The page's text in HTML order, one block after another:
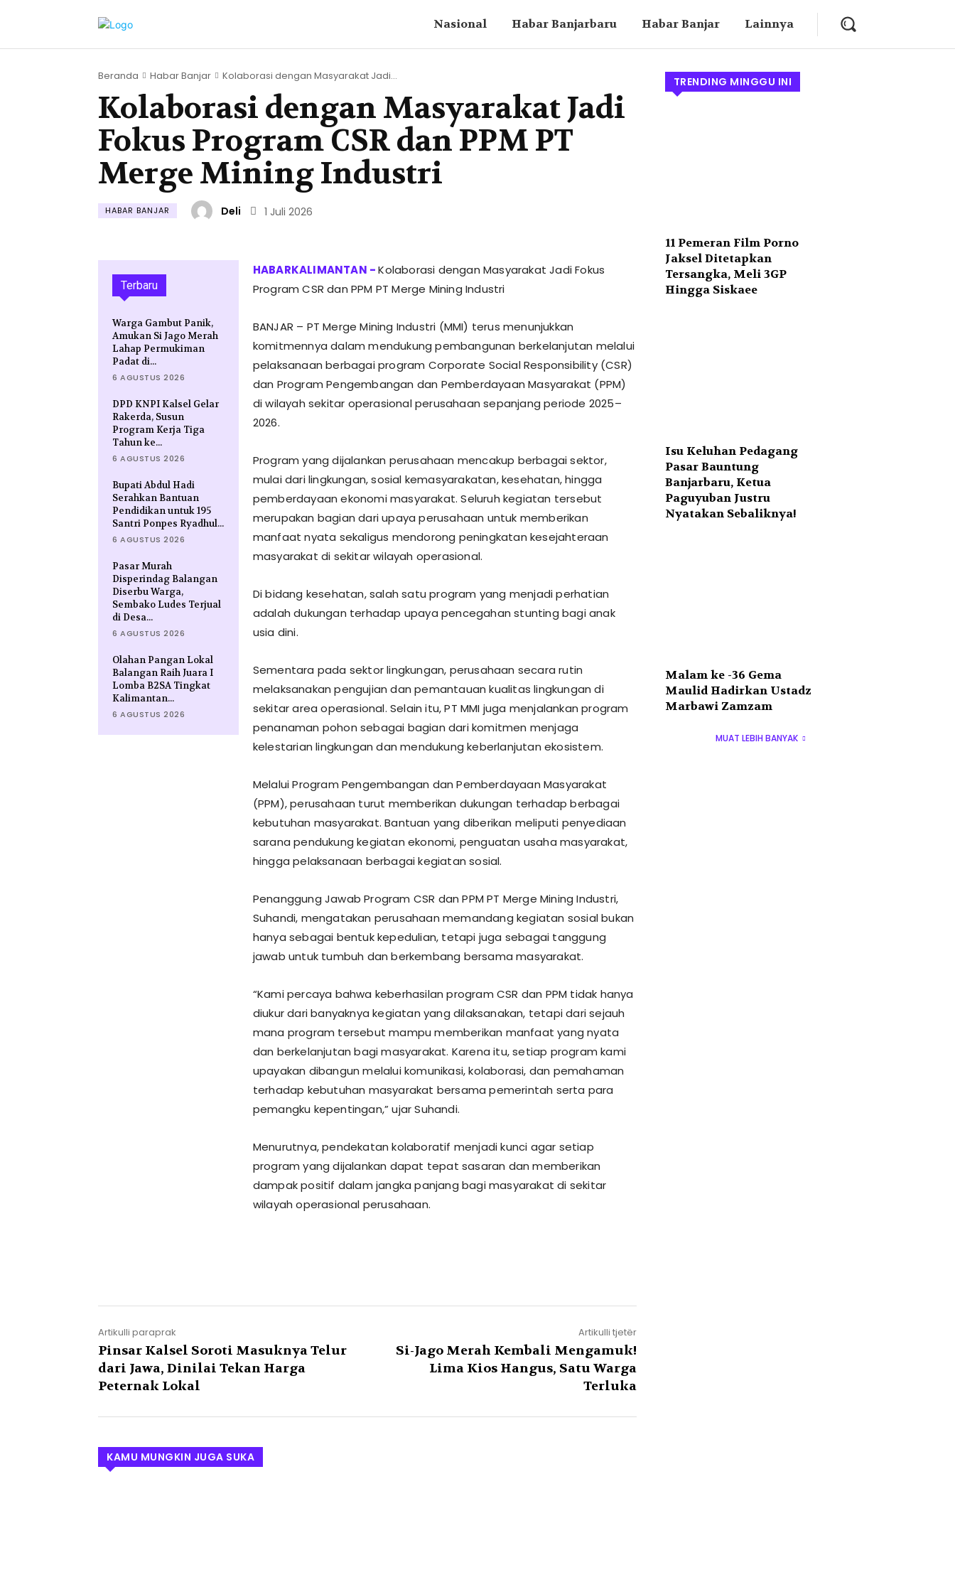
Nasional Habar Banjarbaru Habar Banjar Lainnya
Beranda Habar Banjar Kolaborasi dengan Masyarakat Jadi...
Kolaborasi dengan Masyarakat Jadi
Fokus Program CSR dan PPM PT
Merge Mining Industri
HABAR BANJAR Deli 1 Juli 2026
Terbaru
Warga Gambut Panik,
Amukan Si Jago Merah
Lahap Permukiman
Padat di...
6 AGUSTUS 2026
DPD KNPI Kalsel Gelar
Rakerda, Susun
Program Kerja Tiga
Tahun ke...
6 AGUSTUS 2026
Bupati Abdul Hadi
Serahkan Bantuan
Pendidikan untuk 195
Santri Ponpes Ryadhul...
6 AGUSTUS 2026
Pasar Murah
Disperindag Balangan
Diserbu Warga,
Sembako Ludes Terjual
di Desa...
6 AGUSTUS 2026
Olahan Pangan Lokal
Balangan Raih Juara I
Lomba B2SA Tingkat
Kalimantan...
6 AGUSTUS 2026
Kolaborasi dengan Masyarakat Jadi Fokus
Program CSR dan PPM PT Merge Mining Industri
BANJAR – PT Merge Mining Industri (MMI) terus menunjukkan
komitmennya dalam mendukung pembangunan berkelanjutan melalui
pelaksanaan berbagai program Corporate Social Responsibility (CSR)
dan Program Pengembangan dan Pemberdayaan Masyarakat (PPM)
di wilayah sekitar operasional perusahaan sepanjang periode 2025–
2026.
Program yang dijalankan perusahaan mencakup berbagai sektor,
mulai dari lingkungan, sosial kemasyarakatan, kesehatan, hingga
pemberdayaan ekonomi masyarakat. Seluruh kegiatan tersebut
merupakan bagian dari upaya perusahaan untuk memberikan
manfaat nyata sekaligus mendorong peningkatan kesejahteraan
masyarakat di sekitar wilayah operasional.
Di bidang kesehatan, salah satu program yang menjadi perhatian
adalah dukungan terhadap upaya pencegahan stunting bagi anak
usia dini.
Sementara pada sektor lingkungan, perusahaan secara rutin
melaksanakan pengujian dan pemantauan kualitas lingkungan di
sekitar area operasional. Selain itu, PT MMI juga menjalankan program
penanaman pohon sebagai bagian dari komitmen menjaga
kelestarian lingkungan dan mendukung keberlanjutan ekosistem.
Melalui Program Pengembangan dan Pemberdayaan Masyarakat
(PPM), perusahaan turut memberikan dukungan terhadap berbagai
kebutuhan masyarakat. Bantuan yang diberikan meliputi penyediaan
sarana pendukung kegiatan ekonomi, penguatan usaha masyarakat,
hingga pelaksanaan berbagai kegiatan sosial.
Penanggung Jawab Program CSR dan PPM PT Merge Mining Industri,
Suhandi, mengatakan perusahaan memandang kegiatan sosial bukan
hanya sebagai bentuk kepedulian, tetapi juga sebagai tanggung
jawab untuk tumbuh dan berkembang bersama masyarakat.
“Kami percaya bahwa keberhasilan program CSR dan PPM tidak hanya
diukur dari banyaknya kegiatan yang dilaksanakan, tetapi dari sejauh
mana program tersebut mampu memberikan manfaat yang nyata
dan berkelanjutan bagi masyarakat. Karena itu, setiap program kami
upayakan dibangun melalui komunikasi, kolaborasi, dan pemahaman
terhadap kebutuhan masyarakat bersama pemerintah serta para
pemangku kepentingan,” ujar Suhandi.
Menurutnya, pendekatan kolaboratif menjadi kunci agar setiap
program yang dijalankan dapat tepat sasaran dan memberikan
dampak positif dalam jangka panjang bagi masyarakat di sekitar
wilayah operasional perusahaan.
Artikulli paraprak
Pinsar Kalsel Soroti Masuknya Telur
dari Jawa, Dinilai Tekan Harga
Peternak Lokal
Artikulli tjetër
Si-Jago Merah Kembali Mengamuk!
Lima Kios Hangus, Satu Warga
Terluka
TRENDING MINGGU INI
11 Pemeran Film Porno
Jaksel Ditetapkan
Tersangka, Meli 3GP
Hingga Siskaee
Isu Keluhan Pedagang
Pasar Bauntung
Banjarbaru, Ketua
Paguyuban Justru
Nyatakan Sebaliknya!
Malam ke -36 Gema
Maulid Hadirkan Ustadz
Marbawi Zamzam
MUAT LEBIH BANYAK
KAMU MUNGKIN JUGA SUKA